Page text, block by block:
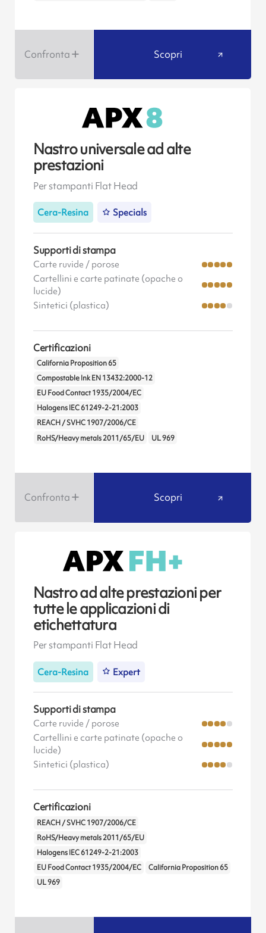
Confronta Scopri
Nastro universale ad alte
prestazioni
Per stampanti Flat Head
Cera-Resina Specials
Supporti di stampa
Carte ruvide / porose
Cartellini e carte patinate (opache o
lucide)
Sintetici (plastica)
Certificazioni
California Proposition 65
Compostable Ink EN 13432:2000-12
EU Food Contact 1935/2004/EC
Halogens IEC 61249-2-21:2003
REACH / SVHC 1907/2006/CE
RoHS/Heavy metals 2011/65/EU
UL 969
Confronta Scopri
Nastro ad alte prestazioni per
tutte le applicazioni di
etichettatura
Per stampanti Flat Head
Cera-Resina Expert
Supporti di stampa
Carte ruvide / porose
Cartellini e carte patinate (opache o
lucide)
Sintetici (plastica)
Certificazioni
REACH / SVHC 1907/2006/CE
RoHS/Heavy metals 2011/65/EU
Halogens IEC 61249-2-21:2003
EU Food Contact 1935/2004/EC
California Proposition 65
UL 969